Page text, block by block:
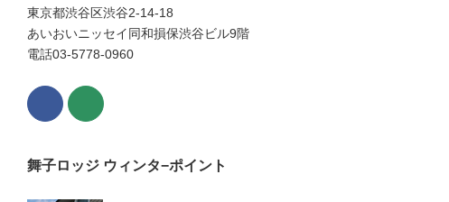
東京都渋谷区渋谷2-14-18
あいおいニッセイ同和損保渋谷ビル9階
電話03-5778-0960
舞子ロッジ ウィンタ−ポイント